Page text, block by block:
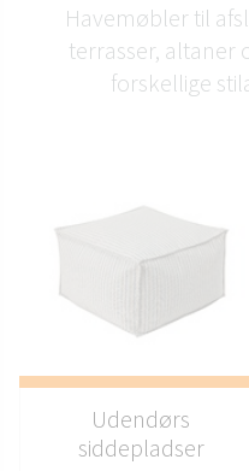
Havemøbler til
terrasser, altaner
forskellige
Udendørs
siddepladser